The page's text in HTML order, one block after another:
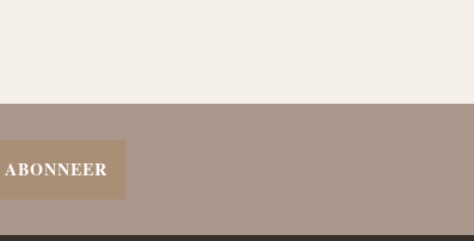
ABONNEER